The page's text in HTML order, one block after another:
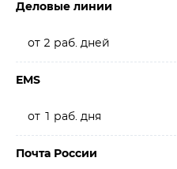
Деловые линии
от 2 раб. дней
EMS
от 1 раб. дня
Почта России